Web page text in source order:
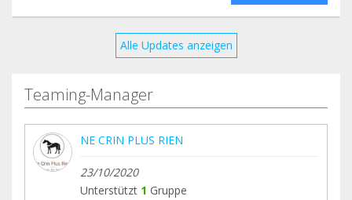
Alle Updates anzeigen
Teaming-Manager
NE CRIN PLUS RIEN
23/10/2020
Unterstützt 1 Gruppe